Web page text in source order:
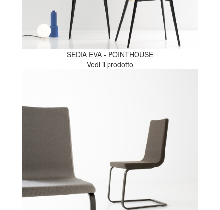
SEDIA EVA - POINTHOUSE
Vedi il prodotto